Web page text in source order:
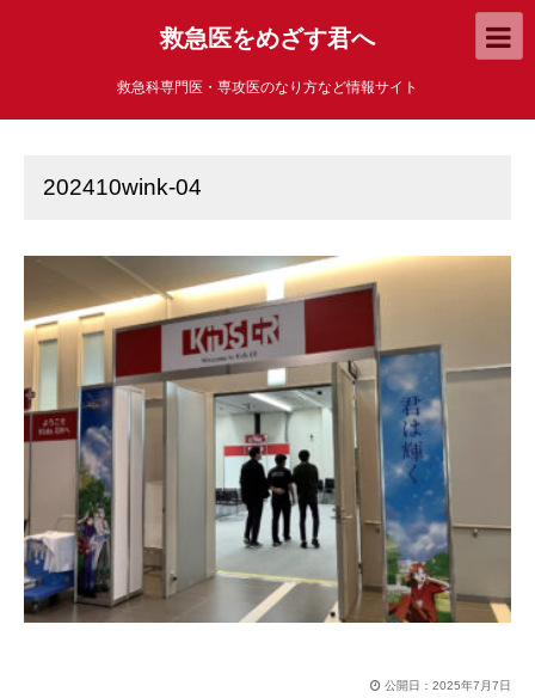
救急医をめざす君へ
救急科専門医・専攻医のなり方など情報サイト
202410wink-04
公開日： 2025年7月7日